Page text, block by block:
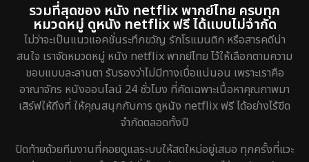
รวมที่สุดของ หนัง netflix พากย์ไทย ครบทุก
หมวดหมู่ ดูหนัง netflix ฟรี ได้แบบไม่จำกัด
ไม่ว่าจะเป็นแนวแอคชั่นระทึกขวัญ รักโรแมนติก หรือสารคดีน่า
สนใจ เราจัดหมวดหมู่ หนัง netflix พากย์ไทย ไว้ให้เลือกตามความ
ชอบแบบละลานตา รับรองว่าไม่มีทางเบื่อแน่นอน เพราะเราคือ
อาณาจักร หนังออนไลน์ 24 ชั่วโมง ที่คัดเฉพาะเนื้อหาคุณภาพมา
เสิร์ฟให้ถึงที่ ให้คุณสนุกกับการ ดูหนัง netflix ฟรี ได้อย่างไร้ขีด
จำกัดตลอดทั้งปี
ปิดท้ายด้วยทีมงานที่คอยดูแลระบบให้สดใหม่อยู่เสมอ ทุกครั้งที่แวะ